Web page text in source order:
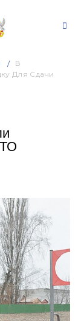
В
Для Сдачи